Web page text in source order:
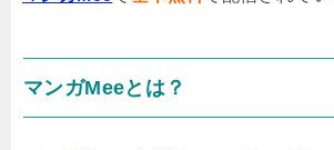
マンガMeeとは？